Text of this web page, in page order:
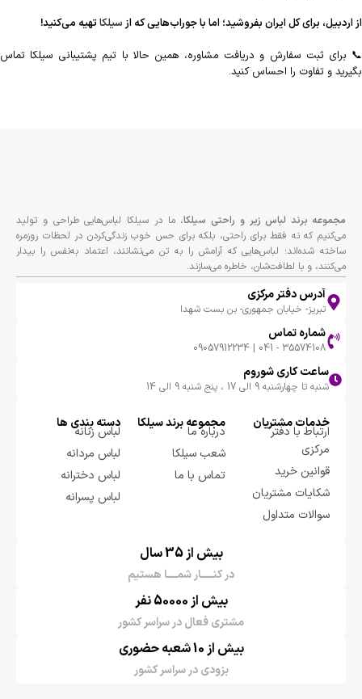
از اردبیل، برای کل ایران بفروشید؛ اما با جوراب‌هایی که از سیلکاتهیه می‌کنید!
📞 برای ثبت سفارش و دریافت مشاوره، همین حالا با تیم پشتیبانی سیلکا تماس
بگیرید و تفاوت را احساس کنید.
مجموعه برند لباس زير و راحتى سيلكا، ما در سیلکا لباس‌هایی طراحی و تولید
می‌کنیم که نه فقط برای راحتی، بلکه برای حس خوب زندگی‌کردن در لحظات روزمره
ساخته شده‌اند؛ لباس‌هایی که آرامش را به تن می‌نشانند، اعتماد به‌نفس را بیدار
می‌کنند، و با لطافت‌شان، خاطره می‌سازند.
آدرس دفتر مرکزی
تبریز- خیابان جمهوری- بن بست شهدا
شماره تماس
35574108 - 041 | 09057912234
ساعت کاری شوروم
شنبه تا چهارشنبه 9 الی 17 ، پنج شنبه 9 الی 14
خدمات مشتریان
ارتباط با دفتر
مرکزی
قوانین خرید
شکایات مشتریان
سوالات متداول
مجموعه برند سيلكا
درباره ما
شعب سیلکا
تماس با ما
دسته بندی ها
لباس زنانه
لباس مردانه
لباس دخترانه
لباس پسرانه
بیش از 35 سال
در کنـــــار شمــــا هستیم
بیش از 50000 نفر
مشتری فعال در سراسر کشور
بیش از 10 شعبه حضوری
بزودی در سراسر کشور